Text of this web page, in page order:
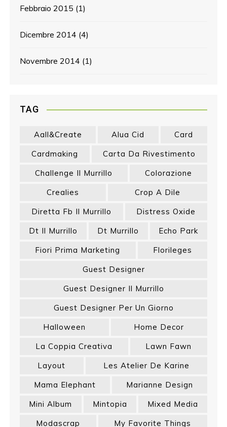
Febbraio 2015 (1)
Dicembre 2014 (4)
Novembre 2014 (1)
TAG
Aall&create Alua Cid
Card
Cardmaking
Carta Da Rivestimento
Challenge Il Murrillo
Colorazione
Crealies
Crop A Dile
Diretta Fb Il Murrillo
Distress Oxide
Dt Il Murrillo
Dt Murrillo
Echo Park
Fiori Prima Marketing
Florileges
Guest Designer
Guest Designer Il Murrillo
Guest Designer Per Un Giorno
Halloween
Home Decor
La Coppia Creativa
Lawn Fawn
Layout
Les Atelier De Karine
Mama Elephant
Marianne Design
Mini Album
Mintopia
Mixed Media
Modascrap
My Favorite Things